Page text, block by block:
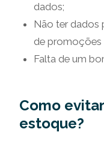
dados;
Não ter dados
de promoções
Falta de um
Como
estoque?